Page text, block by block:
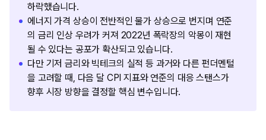
하락했습니다.
에너지 가격 상승이 전반적인 물가 상승으로 번지며 연준
의 금리 인상 우려가 커져 2022년 폭락장의 악몽이 재현
될 수 있다는 공포가 확산되고 있습니다.
다만 기저 금리와 빅테크의 실적 등 과거와 다른 펀더멘털
을 고려할 때, 다음 달 CPI 지표와 연준의 대응 스탠스가
향후 시장 방향을 결정할 핵심 변수입니다.